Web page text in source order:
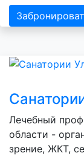
Лечебный
области -
зрение, ЖКТ,